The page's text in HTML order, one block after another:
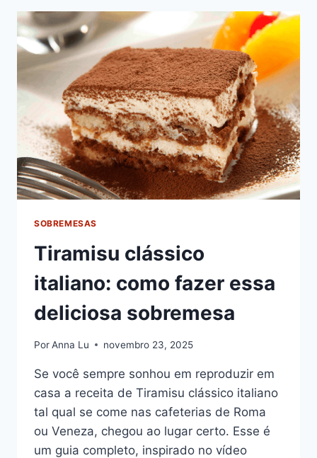
SOBREMESAS
Tiramisu clássico
italiano: como fazer essa
deliciosa sobremesa
PorAnna Lu novembro 23, 2025
Se você sempre sonhou em reproduzir em
casa a receita de Tiramisu clássico italiano
tal qual se come nas cafeterias de Roma
ou Veneza, chegou ao lugar certo. Esse é
um guia completo, inspirado no vídeo